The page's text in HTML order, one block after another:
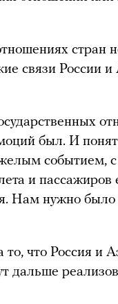
стран
связи России
был. И
событием,
и пассажиров
Нам нужно было
то, что Россия и
дальше